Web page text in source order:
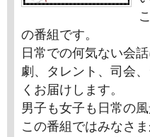
の番組です。
日常での何気ない会
劇、タレント、司会
くお届けします。
男子も女子も日常の
この番組ではみなさ